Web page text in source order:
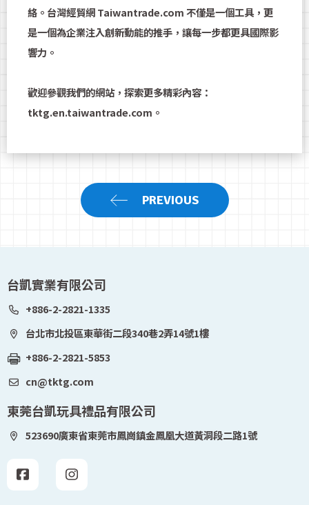
絡。台灣經貿網 Taiwantrade.com 不僅是一個工具，更
是一個為企業注入創新動能的推手，讓每一步都更具國際影
響力。
歡迎參觀我們的網站，探索更多精彩內容：
tktg.en.taiwantrade.com。
PREVIOUS
台凱實業有限公司
+886-2-2821-1335
台北市北投區東華街二段340巷2弄14號1樓
+886-2-2821-5853
cn@tktg.com
東莞台凱玩具禮品有限公司
523690廣東省東莞市鳳崗鎮金鳳凰大道黃洞段二路1號